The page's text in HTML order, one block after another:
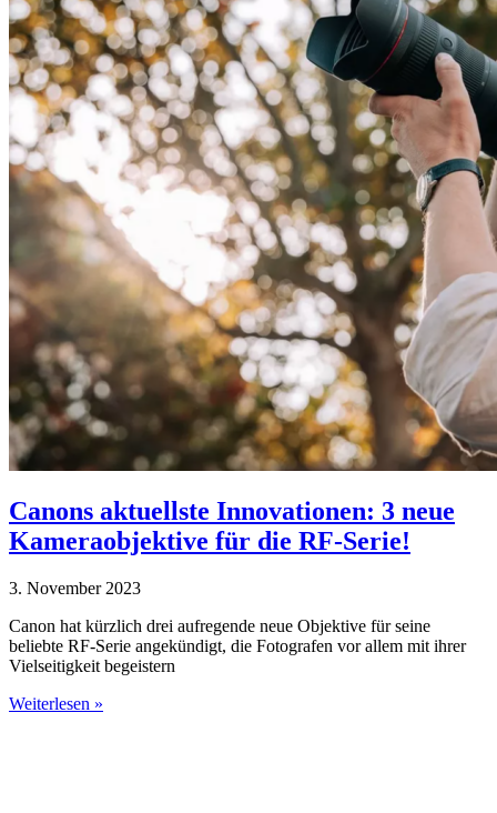
Canons aktuellste Innovationen: 3 neue
Kameraobjektive für die RF-Serie!
3. November 2023
Canon hat kürzlich drei aufregende neue Objektive für seine
beliebte RF-Serie angekündigt, die Fotografen vor allem mit ihrer
Vielseitigkeit begeistern
Weiterlesen »